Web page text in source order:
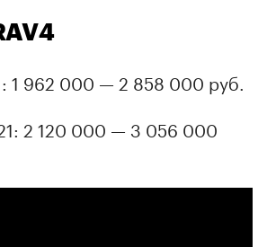
1 962 000 — 2 858 000 руб.
2 120 000 — 3 056 000